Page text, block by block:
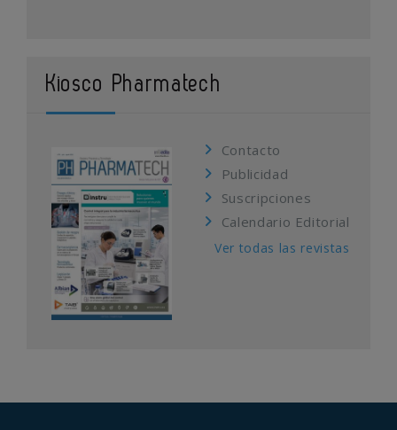
Kiosco Pharmatech
Contacto
Publicidad
Suscripciones
Calendario Editorial
Ver todas las revistas